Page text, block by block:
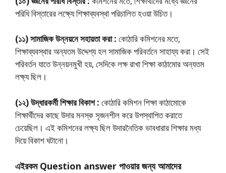
পরিধি বিস্তারের লক্ষ্যে শিক্ষাব্যবস্থা পরিচালিত হওয়া উচিত।
(১১) সামাজিক উন্নয়নে সহায়তা করা : কোঠারি কমিশনের মতে,
শিক্ষাব্যবস্থার অন্যতম উদ্দেশ্য হল সামাজিক পরিবর্তনে সাহায্য করা। সেই
পরিবর্তন যাতে উন্নয়নমুখী হয়, সেদিকে লক্ষ রাখা শিক্ষা কাঠামোর অন্যতম
লক্ষ্য ছিল।
(১২) উদ্ধারকর্মী শিক্ষার বিকাশ : কোঠারি কমিশন শিক্ষা কাঠামোকে
শিক্ষার্থীদের কাছে উদার মনস্ক সৃজনশীল করে উপস্থাপিত করাতে
চেয়েছিল। এই কমিশনের লক্ষ্য ছিল উদারনৈতিক ভাবধারার শিক্ষার মধ্য
দিয়ে বিকাশ ঘটানো।
এইরকম Question answer পাওয়ার জন্য আমাদের